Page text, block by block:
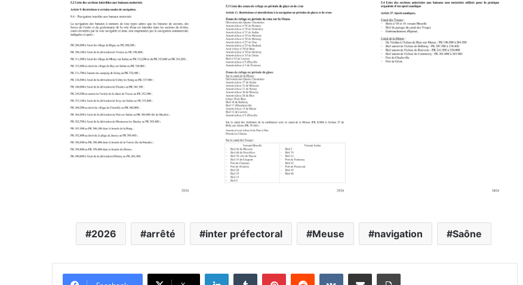
2026 arrêté inter préfectoral Meuse navigation Saône
LinkedinTumblr PinterestReddit VKontaktePartager par email Imprimer